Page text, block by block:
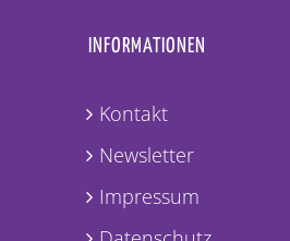
INFORMATIONEN
Kontakt
Newsletter
Impressum